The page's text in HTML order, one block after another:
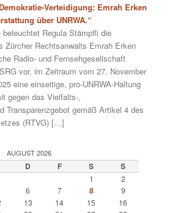
Verteidigung: Emrah Erken
über UNRWA.“
Regula Stämpfli die
Zürcher Rechtsanwalts Emrah Erken
Radio- und Fernsehgesellschaft
vor, im Zeitraum vom 27. November
eine einseitige, pro-UNRWA-Haltung
gegen das Vielfalts-,
Transparenzgebot gemäß Artikel 4 des
(RTVG) […]
AUGUST 2026
D F S S
1
2
6 7 8
9
13 14 15
16